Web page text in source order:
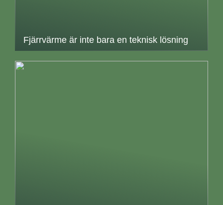
Fjärrvärme är inte bara en teknisk lösning